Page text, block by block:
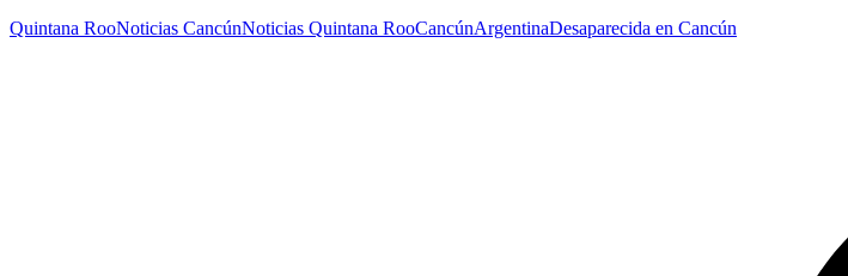
Quintana RooNoticias CancúnNoticias Quintana RooCancúnArgentinaDesaparecida en Cancún